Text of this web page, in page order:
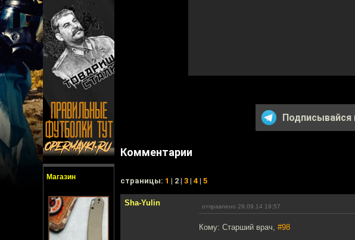
Магазин
Подписывайся
Комментарии
cтраницы: 1 | 2 | 3 | 4 | 5
Sha-Yulin отправлено 29.09.14 19:57
Кому: Старший врач, #98